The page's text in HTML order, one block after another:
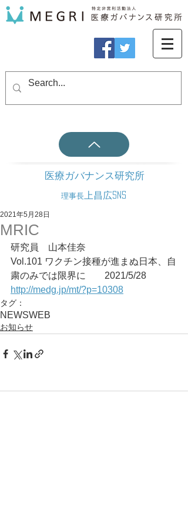
医療ガバナンス研究所
理事長 上昌広SNS
MRIC
2021年5月28日
研究員　山本佳奈
Vol.101 ワクチン接種が進まぬ日本、自
粛のみでは限界に	2021/5/28
http://medg.jp/mt/?p=10308
タグ：
NEWSWEB
お知らせ